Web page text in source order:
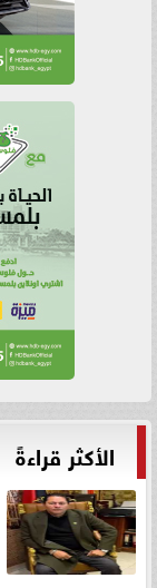
الأكثر قراءةً